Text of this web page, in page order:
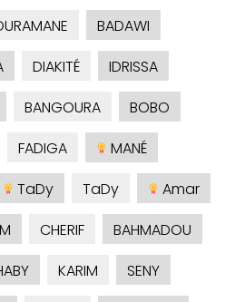
BADAWI
DIAKITÉ
IDRISSA
BANGOURA
BOBO
FADIGA
MANÉ
TaDy TaDy
Amar
CHERIF
BAHMADOU
KARIM
SENY